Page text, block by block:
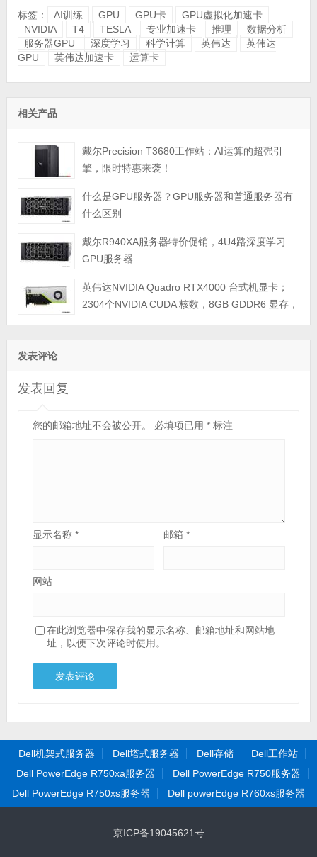
标签： AI训练 GPU GPU卡
GPU虚拟化加速卡
NVIDIA
T4 TESLA 专业加速卡 推理
数据分析
服务器GPU
深度学习 科学计算 英伟达
英伟达
GPU
英伟达加速卡 运算卡
相关产品
戴尔Precision T3680工作站：AI运算的超强引
擎，限时特惠来袭！
什么是GPU服务器？GPU服务器和普通服务器有
什么区别
戴尔R940XA服务器特价促销，4U4路深度学习
GPU服务器
英伟达NVIDIA Quadro RTX4000 台式机显卡；
2304个NVIDIA CUDA 核数，8GB GDDR6 显存，
发表评论
发表回复
您的邮箱地址不会被公开。 必填项已用 *标注
显示名称 * 邮箱*
网站
在此浏览器中保存我的显示名称、邮箱地址和网站地
址，以便下次评论时使用。
Dell机架式服务器 Dell塔式服务器 Dell存储
Dell工作站
Dell PowerEdge R750xa服务器
Dell PowerEdge R750服务器
Dell PowerEdge R750xs服务器
Dell powerEdge R760xs服务器
京ICP备19045621号